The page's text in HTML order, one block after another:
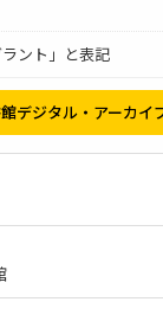
ント」と表記
館デジタル・アーカイ